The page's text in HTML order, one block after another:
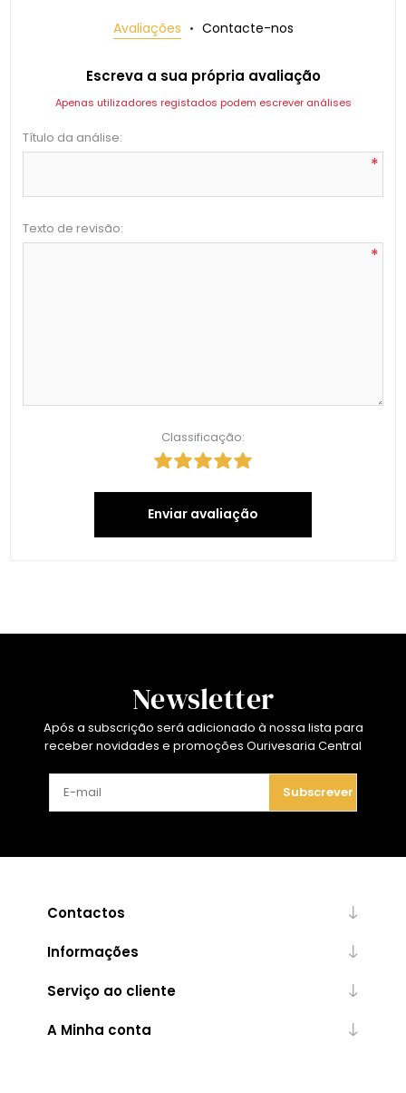
Avaliações Contacte-nos
Escreva a sua própria avaliação
Apenas utilizadores registados podem escrever análises
Título da análise:
*
Texto de revisão:
*
Classificação:
Enviar avaliação
Newsletter
Após a subscrição será adicionado à nossa lista para
receber novidades e promoções Ourivesaria Central
Subscrever
Contactos
Informações
Serviço ao cliente
A Minha conta